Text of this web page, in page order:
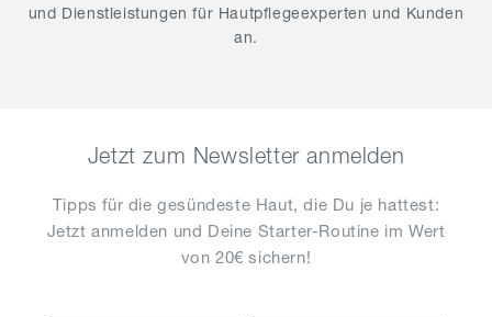
und Dienstleistungen für Hautpflegeexperten und Kunden
an.
Jetzt zum Newsletter anmelden
Tipps für die gesündeste Haut, die Du je hattest​:
Jetzt anmelden und Deine Starter-Routine im Wert
von 20€ sichern!